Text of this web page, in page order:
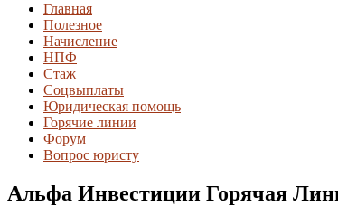
Главная
Полезное
Начисление
НПФ
Стаж
Соцвыплаты
Юридическая помощь
Горячие линии
Форум
Вопрос юристу
Альфа Инвестиции Горячая